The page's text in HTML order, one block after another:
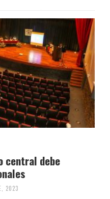
central debe
2023